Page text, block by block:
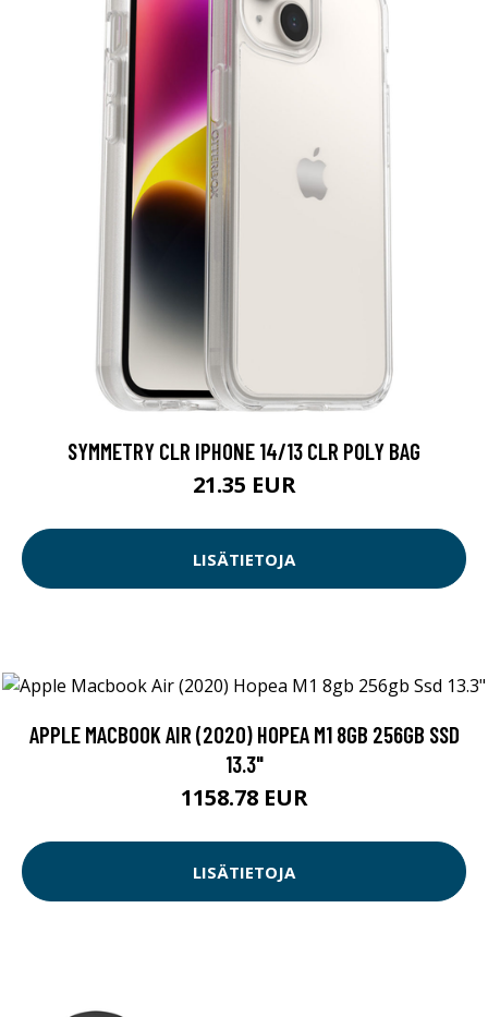
SYMMETRY CLR IPHONE 14/13 CLR POLY BAG
21.35 EUR
LISÄTIETOJA
APPLE MACBOOK AIR (2020) HOPEA M1 8GB 256GB SSD
13.3"
1158.78 EUR
LISÄTIETOJA